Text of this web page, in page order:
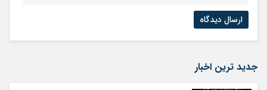
جدید ترین اخبار